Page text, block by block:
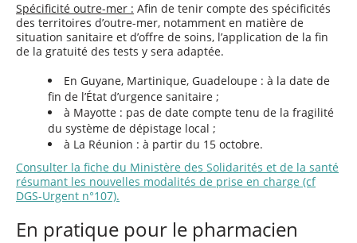
Spécificité outre-mer : Afin de tenir compte des spécificités
des territoires d’outre-mer, notamment en matière de
situation sanitaire et d’offre de soins, l’application de la fin
de la gratuité des tests y sera adaptée.
En Guyane, Martinique, Guadeloupe : à la date de
fin de l’État d’urgence sanitaire ;
à Mayotte : pas de date compte tenu de la fragilité
du système de dépistage local ;
à La Réunion : à partir du 15 octobre.
Consulter la fiche du Ministère des Solidarités et de la santé
résumant les nouvelles modalités de prise en charge (cf
DGS-Urgent n°107).
En pratique pour le pharmacien